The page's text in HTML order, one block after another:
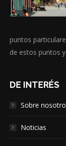
puntos
de estos puntos
DE INTERÉS
Sobre
Noticias